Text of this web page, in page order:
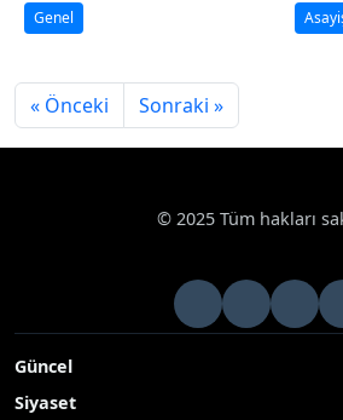
Genel
« Önceki Sonraki »
© 2025 Tüm hakları
Güncel
Siyaset